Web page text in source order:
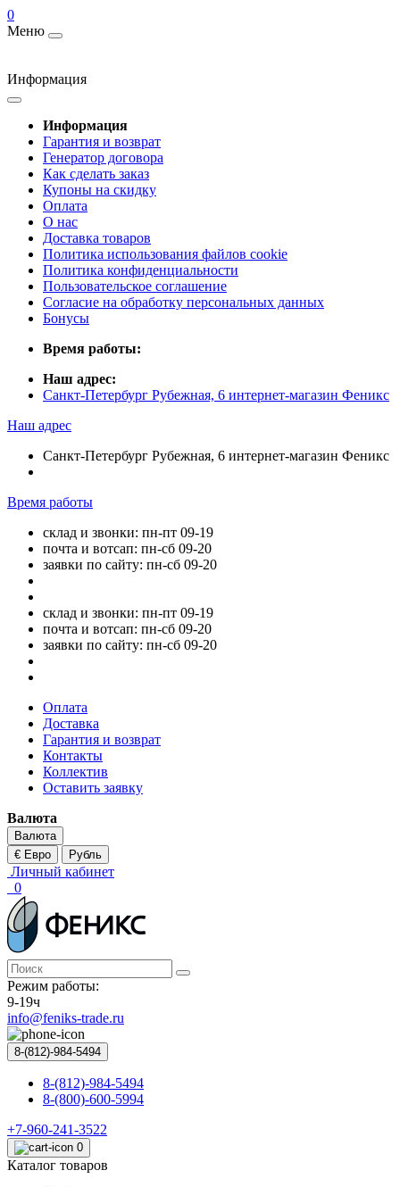
0
Меню
Информация
Информация
Гарантия и возврат
Генератор договора
Как сделать заказ
Купоны на скидку
Оплата
О нас
Доставка товаров
Политика использования файлов cookie
Политика конфиденциальности
Пользовательское соглашение
Согласие на обработку персональных данных
Бонусы
Время работы:
Наш адрес:
Санкт-Петербург Рубежная, 6 интернет-магазин Феникс
Наш адрес
Санкт-Петербург Рубежная, 6 интернет-магазин Феникс
Время работы
склад и звонки: пн-пт 09-19
почта и вотсап: пн-сб 09-20
заявки по сайту: пн-сб 09-20
склад и звонки: пн-пт 09-19
почта и вотсап: пн-сб 09-20
заявки по сайту: пн-сб 09-20
Оплата
Доставка
Гарантия и возврат
Контакты
Коллектив
Оставить заявку
Валюта
Валюта
€ Евро
Рубль
Личный кабинет
0
Режим работы:
9-19ч
info@feniks-trade.ru
8-(812)-984-5494
8-(812)-984-5494
8-(800)-600-5994
+7-960-241-3522
0
Каталог товаров